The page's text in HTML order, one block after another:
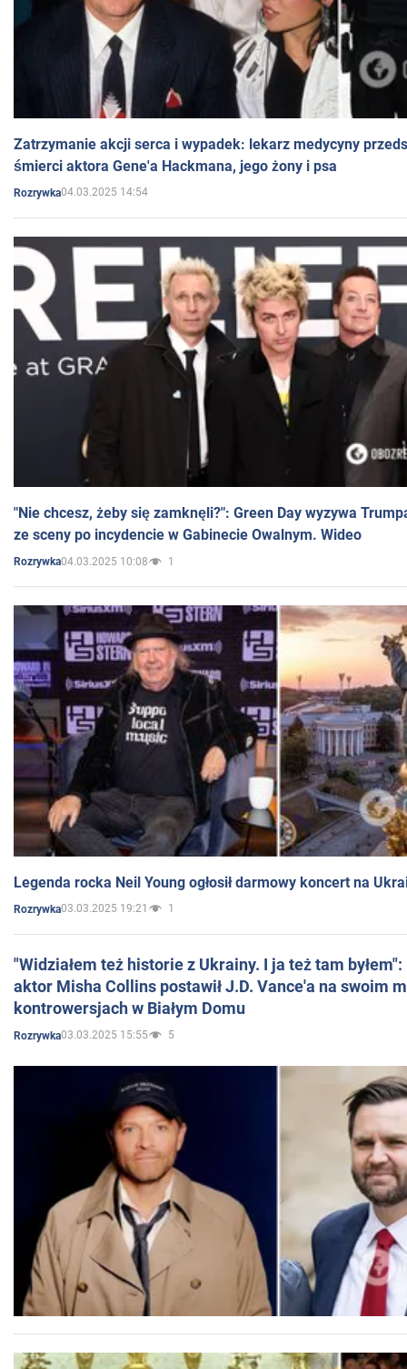
Zatrzymanie akcji serca i wypadek: lekarz medycyny
śmierci aktora Gene'a Hackmana, jego żony i psa
Rozrywka04.03.2025 14:54
"Nie chcesz, żeby się zamknęli?": Green Day wyzywa
ze sceny po incydencie w Gabinecie Owalnym. Wideo
Rozrywka04.03.2025 10:08 1
Legenda rocka Neil Young ogłosił darmowy koncert na
Rozrywka03.03.2025 19:21 1
"Widziałem też historie z Ukrainy. I ja też tam
aktor Misha Collins postawił J.D. Vance'a na swoim
kontrowersjach w Białym Domu
Rozrywka03.03.2025 15:55 5